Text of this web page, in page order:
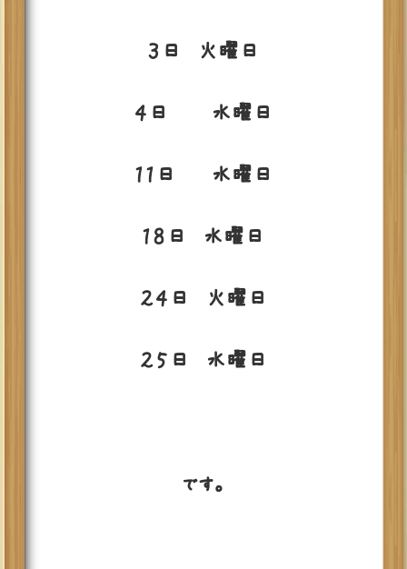
３日 火曜日
４日 水曜日
１１日 水曜日
１８日 水曜日
２４日 火曜日
２５日 水曜日
です。